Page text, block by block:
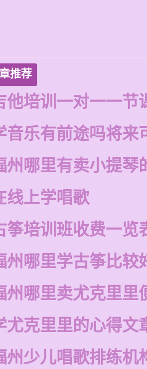
推荐
他培训一对一一节
音乐有前途吗将来
州哪里有卖小提琴
线上学唱歌
筝培训班收费一览
州哪里学古筝比较
州哪里卖尤克里里
尤克里里的心得文
州少儿唱歌排练机